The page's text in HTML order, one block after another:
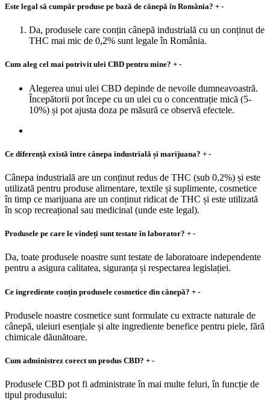
Este legal să cumpăr produse pe bază de cânepă în România? + -
Da, produsele care conțin cânepă industrială cu un conținut de
THC mai mic de 0,2% sunt legale în România.
Cum aleg cel mai potrivit ulei CBD pentru mine? + -
Alegerea unui ulei CBD depinde de nevoile dumneavoastră.
Începătorii pot începe cu un ulei cu o concentrație mică (5-
10%) și pot ajusta doza pe măsură ce observă efectele.
Ce diferență există între cânepa industrială și marijuana? + -
Cânepa industrială are un conținut redus de THC (sub 0,2%) și este
utilizată pentru produse alimentare, textile și suplimente, cosmetice
în timp ce marijuana are un conținut ridicat de THC și este utilizată
în scop recreațional sau medicinal (unde este legal).
Produsele pe care le vindeți sunt testate în laborator? + -
Da, toate produsele noastre sunt testate de laboratoare independente
pentru a asigura calitatea, siguranța și respectarea legislației.
Ce ingrediente conțin produsele cosmetice din cânepă? + -
Produsele noastre cosmetice sunt formulate cu extracte naturale de
cânepă, uleiuri esențiale și alte ingrediente benefice pentru piele, fără
chimicale dăunătoare.
Cum administrez corect un produs CBD? + -
Produsele CBD pot fi administrate în mai multe feluri, în funcție de
tipul produsului: